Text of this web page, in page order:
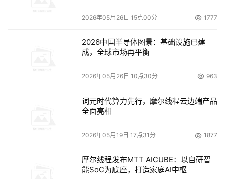
2026年05月26日 15点00分 1777
2026中国半导体图景：基础设施已建
成，全球市场再平衡
2026年05月26日 10点30分 963
词元时代算力先行，摩尔线程云边端产品
全面亮相
2026年05月19日 17点31分 1877
摩尔线程发布MTT AICUBE：以自研智
能SoC为底座，打造家庭AI中枢